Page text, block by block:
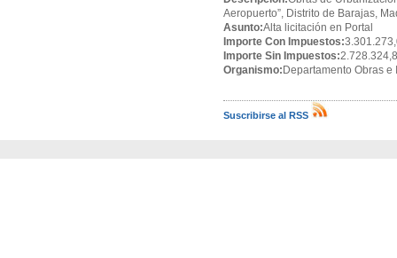
Aeropuerto”, Distrito de Barajas,
Asunto:Alta licitación en Portal
Importe Con Impuestos:
Importe Sin Impuestos:
Organismo: Departamento Obras e
Suscribirse al RSS